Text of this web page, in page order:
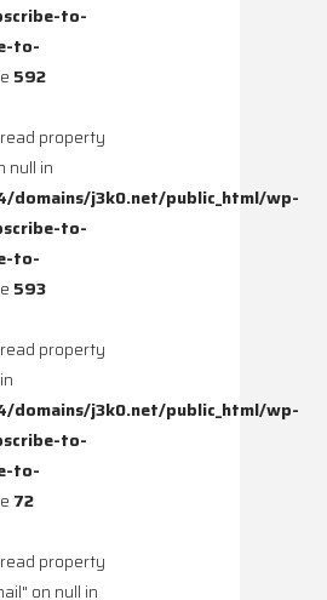
to-
to-
592
property
null in
domains/j3k0.net/public_html/wp-
to-
to-
593
property
domains/j3k0.net/public_html/wp-
to-
to-
72
property
on null in